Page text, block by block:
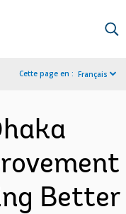
Cette page en : Français
Better